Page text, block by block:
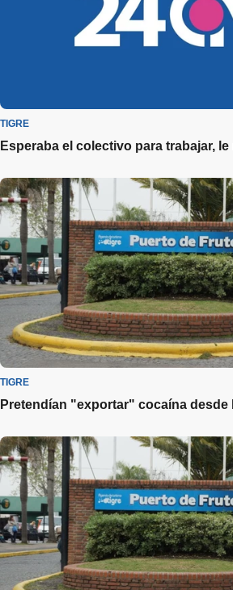
TIGRE
Esperaba el colectivo para trabajar,
TIGRE
Pretendían "exportar" cocaína desde